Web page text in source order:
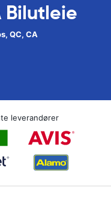
Bilutleie
QC, CA
leverandører